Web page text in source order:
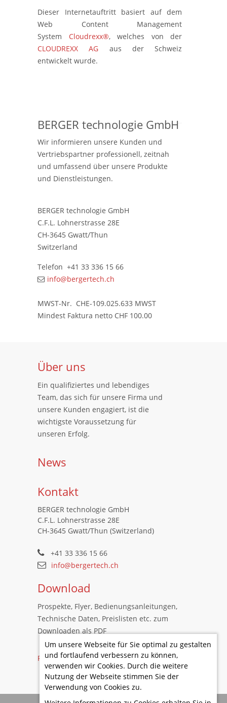
Dieser Internetauftritt basiert auf dem
Web Content Management
System Cloudrexx®, welches von der
CLOUDREXX AG aus der Schweiz
entwickelt wurde.
BERGER technologie GmbH
Wir informieren unsere Kunden und
Vertriebspartner professionell, zeitnah
und umfassend über unsere Produkte
und Dienstleistungen.
BERGER technologie GmbH
C.F.L. Lohnerstrasse 28E
CH-3645 Gwatt/Thun
Switzerland
Telefon +41 33 336 15 66
info@bergertech.ch
MWST-Nr. CHE-109.025.633 MWST
Mindest Faktura netto CHF 100.00
Über uns
Ein qualifiziertes und lebendiges
Team, das sich für unsere Firma und
unsere Kunden engagiert, ist die
wichtigste Voraussetzung für
unseren Erfolg.
News
Kontakt
BERGER technologie GmbH
C.F.L. Lohnerstrasse 28E
CH-3645 Gwatt/Thun (Switzerland)
+41 33 336 15 66
info@bergertech.ch
Download
Prospekte, Flyer, Bedienungsanleitungen,
Technische Daten, Preislisten etc. zum
Downloaden als PDF
Preislisten
Um unsere Webseite für Sie optimal zu gestalten
und fortlaufend verbessern zu können,
verwenden wir Cookies. Durch die weitere
Nutzung der Webseite stimmen Sie der
Verwendung von Cookies zu.